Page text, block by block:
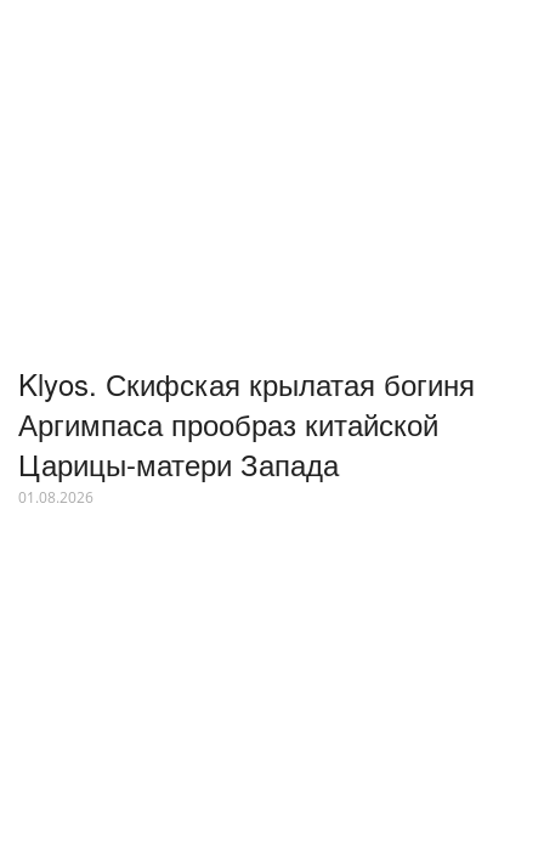
Klyos. Скифская крылатая богиня
Аргимпаса прообраз китайской
Царицы-матери Запада
01.08.2026